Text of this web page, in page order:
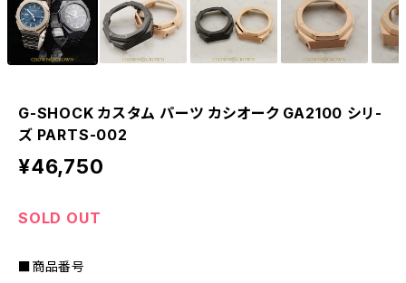
G-SHOCK カスタム パーツ カシオーク GA2100 シリ-
ズ PARTS-002
¥46,750
SOLD OUT
■商品番号